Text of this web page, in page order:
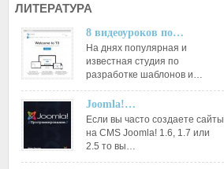
ЛИТЕРАТУРА
8 видеоуроков по…
На днях популярная и
известная студия по
разработке шаблонов и…
Joomla!…
Если вы часто создаете сайты
на CMS Joomla! 1.6, 1.7 или
2.5 то вы…